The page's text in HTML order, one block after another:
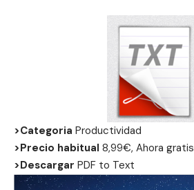
>Categoria Productividad
>Precio habitual 8,99€, Ahora gratis
>Descargar PDF to Text